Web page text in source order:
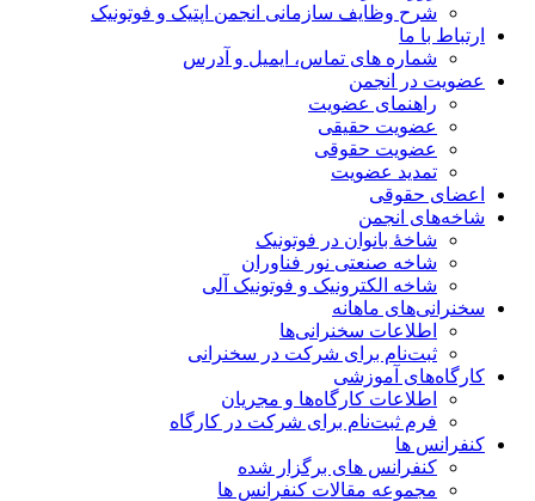
شرح وظایف سازمانی انجمن اپتیک و فوتونیک
ارتباط با ما
شماره های تماس، ایمیل و آدرس
عضویت در انجمن
راهنمای عضویت
عضویت حقیقی
عضویت حقوقی
تمدید عضویت
اعضای حقوقی
شاخه‌های انجمن
شاخۀ بانوان در فوتونیک
شاخه صنعتی نور فناوران
شاخه‌ الکترونیک و فوتونیک آلی
سخنرانی‌های ماهانه
اطلاعات سخنرانی‌‌ها
ثبت‌نام برای شرکت در سخنرانی
کارگاه‌های آموزشی
اطلاعات کارگاه‌ها و مجریان
فرم ثبت‌نام برای شرکت در کارگاه
کنفرانس ها
کنفرانس های برگزار شده
مجموعه مقالات کنفرانس ها